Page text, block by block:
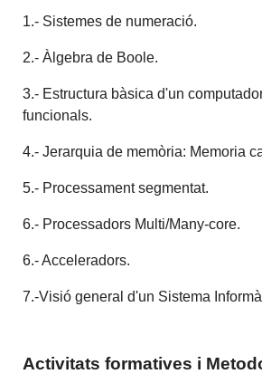
1.- Sistemes de numeració.
2.- Àlgebra de Boole.
3.- Estructura bàsica d'un
funcionals.
4.- Jerarquia de memòria: Memoria
5.- Processament segmentat.
6.- Processadors Multi/Many-core.
6.- Acceleradors.
7.-Visió general d'un Sistema
Activitats formatives i